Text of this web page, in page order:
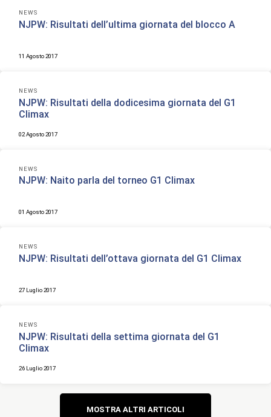
NEWS
NJPW: Risultati dell’ultima giornata del blocco A
11 Agosto 2017
NEWS
NJPW: Risultati della dodicesima giornata del G1
Climax
02 Agosto 2017
NEWS
NJPW: Naito parla del torneo G1 Climax
01 Agosto 2017
NEWS
NJPW: Risultati dell’ottava giornata del G1 Climax
27 Luglio 2017
NEWS
NJPW: Risultati della settima giornata del G1
Climax
26 Luglio 2017
Navigazione
MOSTRA ALTRI ARTICOLI